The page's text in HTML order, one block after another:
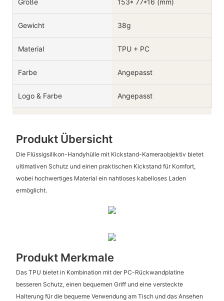
Größe 153* 77*16 (mm)
Gewicht 38g
Material TPU + PC
Farbe Angepasst
Logo & Farbe Angepasst
Produkt Übersicht
Die Flüssigsilikon-Handyhülle mit Kickstand-Kameraobjektiv bietet
ultimativen Schutz und einen praktischen Kickstand für Komfort,
wobei hochwertiges Material ein nahtloses kabelloses Laden
ermöglicht.
Produkt Merkmale
Das TPU bietet in Kombination mit der PC-Rückwandplatine
besseren Schutz, einen bequemen Griff und eine versteckte
Halterung für die bequeme Verwendung am Tisch und das Ansehen